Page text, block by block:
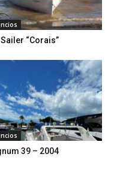
Sailer “Corais”
39 – 2004